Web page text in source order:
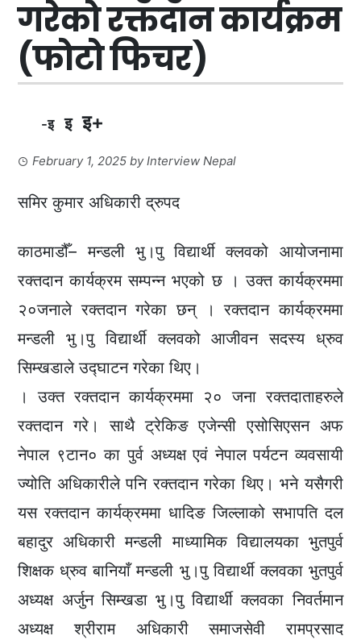
गरेकाे रक्तदान कार्यक्रम
(फाेटाे फिचर)
-इ इ इ+
February 1, 2025 byInterview Nepal
समिर कुमार अधिकारी द्रुपद
काठमाडौँ– मन्डली भु।पु विद्यार्थी क्लवको आयोजनामा
रक्तदान कार्यक्रम सम्पन्न भएको छ । उक्त कार्यक्रममा
२०जनाले रक्तदान गरेका छन् । रक्तदान कार्यक्रममा
मन्डली भु।पु विद्यार्थी क्लवको आजीवन सदस्य ध्रुव
सिम्खडाले उद्घाटन गरेका थिए।
। उक्त रक्तदान कार्यक्रममा २० जना रक्तदाताहरुले
रक्तदान गरे। साथै ट्रेकिङ एजेन्सी एसोसिएसन अफ
नेपाल ९टान० का पुर्व अध्यक्ष एवं नेपाल पर्यटन व्यवसायी
ज्योति अधिकारीले पनि रक्तदान गरेका थिए। भने यसैगरी
यस रक्तदान कार्यक्रममा धादिङ जिल्लाको सभापति दल
बहादुर अधिकारी मन्डली माध्यामिक विद्यालयका भुतपुर्व
शिक्षक ध्रुव बानियाँ मन्डली भु।पु विद्यार्थी क्लवका भुतपुर्व
अध्यक्ष अर्जुन सिम्खडा भु।पु विद्यार्थी क्लवका निवर्तमान
अध्यक्ष श्रीराम अधिकारी समाजसेवी रामप्रसाद